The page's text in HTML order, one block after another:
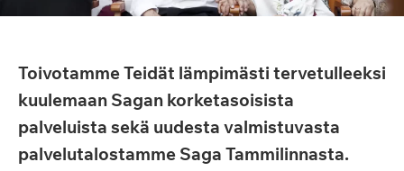
Toivotamme Teidät lämpimästi tervetulleeksi
kuulemaan Sagan korketasoisista
palveluista sekä uudesta valmistuvasta
palvelutalostamme Saga Tammilinnasta.